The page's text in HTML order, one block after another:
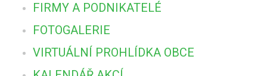
FIRMY A PODNIKATELÉ
FOTOGALERIE
VIRTUÁLNÍ PROHLÍDKA OBCE